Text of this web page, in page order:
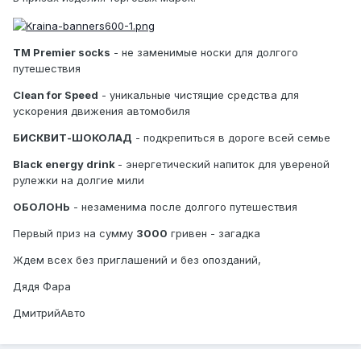
ТМ Premier socks - не заменимые носки для долгого
путешествия
Clean for Speed - уникальные чистящие средства для
ускорения движения автомобиля
БИСКВИТ-ШОКОЛАД - подкрепиться в дороге всей семье
Black energy drink - энергетический напиток для увереной
рулежки на долгие мили
ОБОЛОНЬ - незаменима после долгого путешествия
Первый приз на сумму 3000 гривен - загадка
Ждем всех без приглашений и без опозданий,
Дядя Фара
ДмитрийАвто